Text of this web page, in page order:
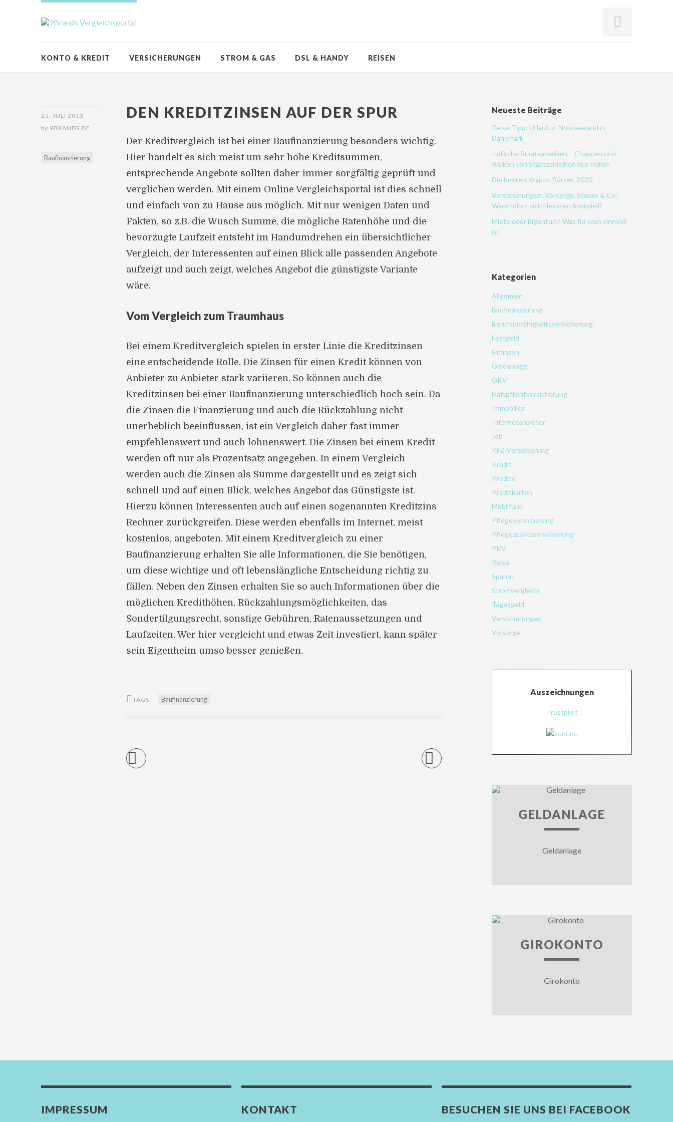
KONTO & KREDIT VERSICHERUNGEN STROM & GAS DSL & HANDY REISEN
25. JULI 2013
by 9BRANDS.DE
Baufinanzierung
DEN KREDITZINSEN AUF DER SPUR
Der Kreditvergleich ist bei einer Baufinanzierung besonders wichtig.
Hier handelt es sich meist um sehr hohe Kreditsummen,
entsprechende Angebote sollten daher immer sorgfältig geprüft und
verglichen werden. Mit einem Online Vergleichsportal ist dies schnell
und einfach von zu Hause aus möglich. Mit nur wenigen Daten und
Fakten, so z.B. die Wusch Summe, die mögliche Ratenhöhe und die
bevorzugte Laufzeit entsteht im Handumdrehen ein übersichtlicher
Vergleich, der Interessenten auf einen Blick alle passenden Angebote
aufzeigt und auch zeigt, welches Angebot die günstigste Variante
wäre.
Vom Vergleich zum Traumhaus
Bei einem Kreditvergleich spielen in erster Linie die Kreditzinsen
eine entscheidende Rolle. Die Zinsen für einen Kredit können von
Anbieter zu Anbieter stark variieren. So können auch die
Kreditzinsen bei einer Baufinanzierung unterschiedlich hoch sein. Da
die Zinsen die Finanzierung und auch die Rückzahlung nicht
unerheblich beeinflussen, ist ein Vergleich daher fast immer
empfehlenswert und auch lohnenswert. Die Zinsen bei einem Kredit
werden oft nur als Prozentsatz angegeben. In einem Vergleich
werden auch die Zinsen als Summe dargestellt und es zeigt sich
schnell und auf einen Blick, welches Angebot das Günstigste ist.
Hierzu können Interessenten auch auf einen sogenannten Kreditzins
Rechner zurückgreifen. Diese werden ebenfalls im Internet, meist
kostenlos, angeboten. Mit einem Kreditvergleich zu einer
Baufinanzierung erhalten Sie alle Informationen, die Sie benötigen,
um diese wichtige und oft lebenslängliche Entscheidung richtig zu
fällen. Neben den Zinsen erhalten Sie so auch Informationen über die
möglichen Kredithöhen, Rückzahlungsmöglichkeiten, das
Sondertilgungsrecht, sonstige Gebühren, Ratenaussetzungen und
Laufzeiten. Wer hier vergleicht und etwas Zeit investiert, kann später
sein Eigenheim umso besser genießen.
TAGS Baufinanzierung
Neueste Beiträge
Reise-Tipp: Urlaub in Nordseeland in
Dänemark
Indische Staatsanleihen – Chancen und
Risiken von Staatsanleihen aus Indien
Die besten Krypto-Börsen 2020
Versicherungen, Vorsorge, Steuer & Co:
Wann lohnt sich Heiraten finanziell?
Miete oder Eigentum? Was für wen sinnvoll
ist
Kategorien
Allgemein
Baufinanzierung
Berufsunfähigkeitsversicherung
Festgeld
Finanzen
Geldanlage
GKV
Haftpflichtversicherung
Immobilien
Internetanbieter
Job
KFZ-Versicherung
Kredit
Kredite
Kreditkarten
Mobilfunk
Pflegeversicherung
Pflegezusatzversicherung
PKV
Reise
Sparen
Stromvergleich
Tagesgeld
Versicherungen
Vorsorge
Auszeichnungen
Trustpilot
GELDANLAGE
Geldanlage
GIROKONTO
Girokonto
IMPRESSUM KONTAKT BESUCHEN SIE UNS BEI FACEBOOK